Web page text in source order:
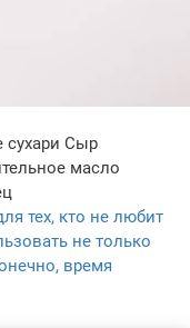
Сыр
масло
тех, кто не любит
не только
время